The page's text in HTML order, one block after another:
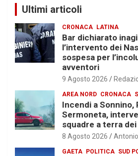
Ultimi articoli
CRONACA LATINA
Bar dichiarato
l’intervento dei
sospesa per
avventori
9 Agosto 2026
AREA NORD CRONACA
Incendi a Sonnino,
Sermoneta,
squadre a terra
8 Agosto 2026
GAETA POLITICA SUD